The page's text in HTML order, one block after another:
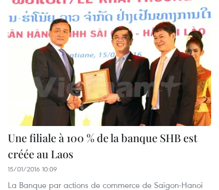
Une filiale à 100 % de la banque SHB est
créée au Laos
15/01/2016 10:09
La Banque par actions de commerce de Saigon-Hanoi